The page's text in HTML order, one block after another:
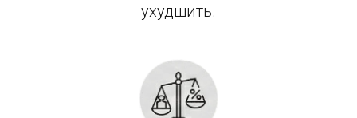
ухудшить.